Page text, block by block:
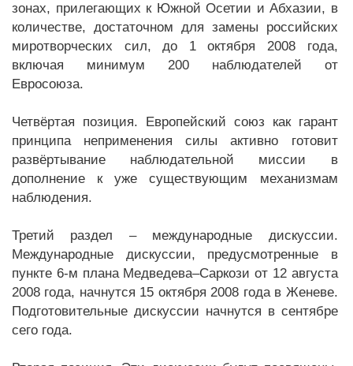
зонах, прилегающих к Южной Осетии и Абхазии, в
количестве, достаточном для замены российских
миротворческих сил, до 1 октября 2008 года,
включая минимум 200 наблюдателей от
Евросоюза.
Четвёртая позиция. Европейский союз как гарант
принципа неприменения силы активно готовит
развёртывание наблюдательной миссии в
дополнение к уже существующим механизмам
наблюдения.
Третий раздел – международные дискуссии.
Международные дискуссии, предусмотренные в
пункте 6-м плана Медведева–Саркози от 12 августа
2008 года, начнутся 15 октября 2008 года в Женеве.
Подготовительные дискуссии начнутся в сентябре
сего года.